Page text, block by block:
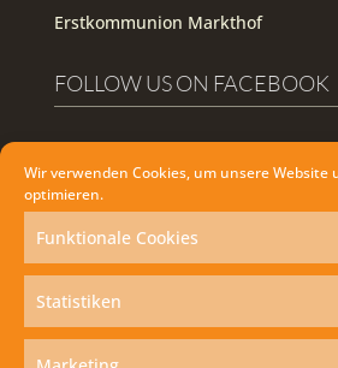
Wir verwenden Cookies, um unsere Website
optimieren.
Funktionale Cookies
Statistiken
Erstkommunion Markthof
FOLLOW US ON FACEBOOK
Facebook
WIE KANN ICH DIE HEILIGE
HAUSE MITFEIERN?